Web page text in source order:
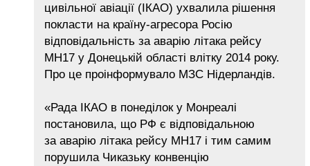
цивільної авіації (ІКАО) ухвалила рішення
покласти на країну-агресора Росію
відповідальність за аварію літака рейсу
MH17 у Донецькій області влітку 2014 року.
Про це проінформувало МЗС Нідерландів.
«Рада ІКАО в понеділок у Монреалі
постановила, що РФ є відповідальною
за аварію літака рейсу MH17 і тим самим
порушила Чиказьку конвенцію